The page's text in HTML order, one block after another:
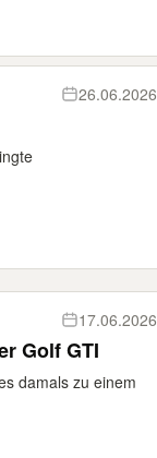
26.06.2026
17.06.2026
Golf GTI
damals zu einem